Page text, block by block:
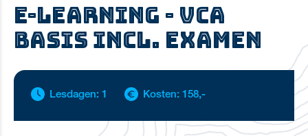
E-learning - VCA
Basis incl. examen
Lesdagen: 1 Kosten: 158,-